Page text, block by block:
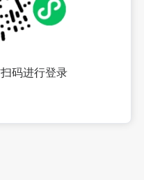
码进行登录